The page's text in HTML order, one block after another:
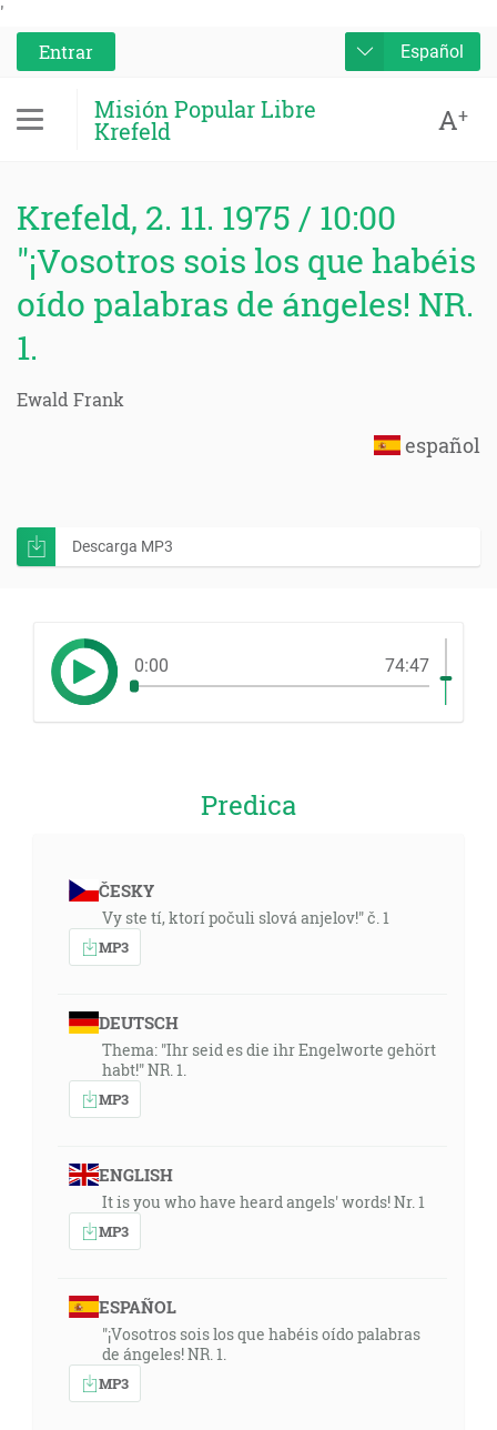
'
Entrar
Español
Misión Popular Libre
Krefeld A+
Krefeld, 2. 11. 1975 / 10:00
"¡Vosotros sois los que habéis
oído palabras de ángeles! NR.
1.
Ewald Frank
español
Descarga MP3
0:00 74:47
Predica
ČESKY
Vy ste tí, ktorí počuli slová anjelov!" č. 1
MP3
DEUTSCH
Thema: "Ihr seid es die ihr Engelworte gehört
habt!" NR. 1.
MP3
ENGLISH
It is you who have heard angels' words! Nr. 1
MP3
ESPAÑOL
"¡Vosotros sois los que habéis oído palabras
de ángeles! NR. 1.
MP3